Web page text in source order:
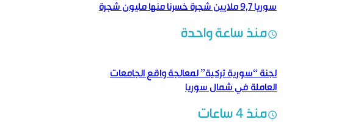
سوريا 9,7 ملايين شجرة خسرنا منها مليون شجرة
منذ ساعة واحدة
لجنة “سورية تركية” لمعالجة واقع الجامعات
العاملة في شمال سوريا
منذ 4 ساعات